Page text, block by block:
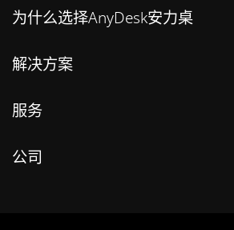
为什么选择AnyDesk安力桌
解决方案
服务
公司